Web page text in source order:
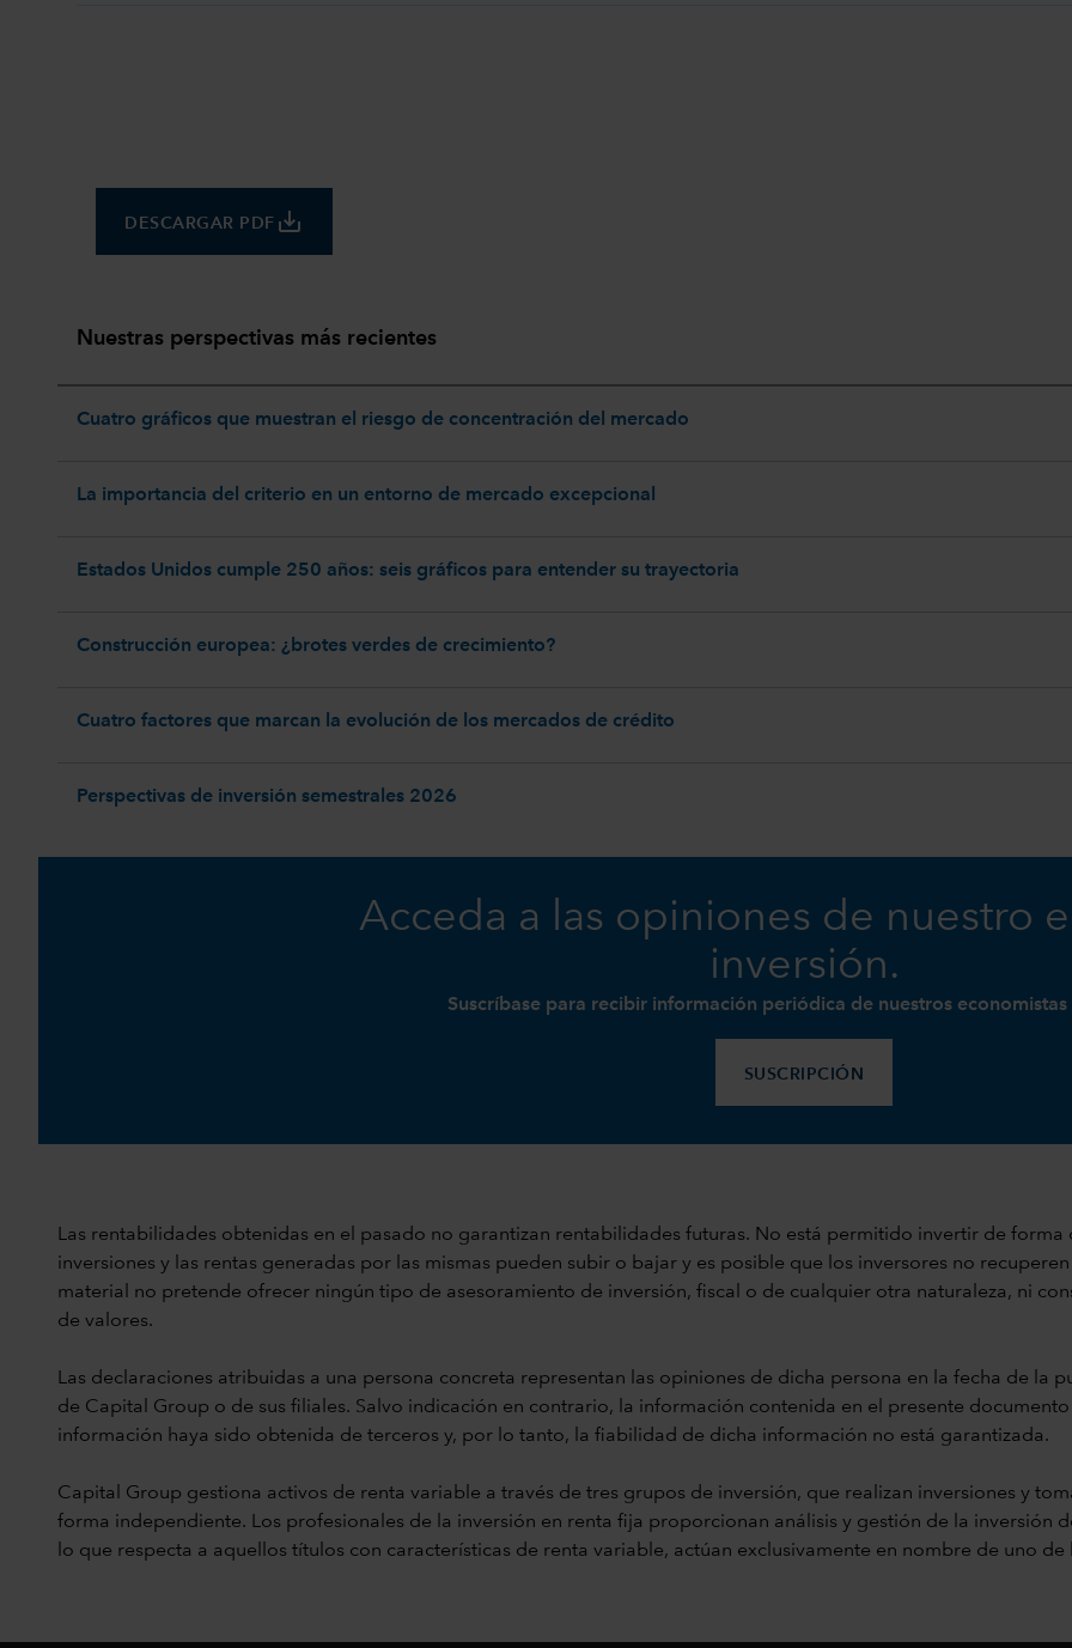
DESCARGAR PDF save_alt
Nuestras perspectivas más recientes
Cuatro gráficos que muestran el riesgo de concentración del mercado
La importancia del criterio en un entorno de mercado excepcional
Estados Unidos cumple 250 años: seis gráficos para entender su trayectoria
Construcción europea: ¿brotes verdes de crecimiento?
Cuatro factores que marcan la evolución de los mercados de crédito
Perspectivas de inversión semestrales 2026
Acceda a las opiniones de nuestro
inversión.
Suscríbase para recibir información periódica de nuestros economistas
SUSCRIPCIÓN
Las rentabilidades obtenidas en el pasado no garantizan rentabilidades futuras. No está permitido invertir de
inversiones y las rentas generadas por las mismas pueden subir o bajar y es posible que los inversores no
material no pretende ofrecer ningún tipo de asesoramiento de inversión, fiscal o de cualquier otra naturaleza, ni
de valores.
Las declaraciones atribuidas a una persona concreta representan las opiniones de dicha persona en la fecha de la
de Capital Group o de sus filiales. Salvo indicación en contrario, la información contenida en el presente
información haya sido obtenida de terceros y, por lo tanto, la fiabilidad de dicha información no está garantizada.
Capital Group gestiona activos de renta variable a través de tres grupos de inversión, que realizan inversiones y
forma independiente. Los profesionales de la inversión en renta fija proporcionan análisis y gestión de la inversión
lo que respecta a aquellos títulos con características de renta variable, actúan exclusivamente en nombre de uno